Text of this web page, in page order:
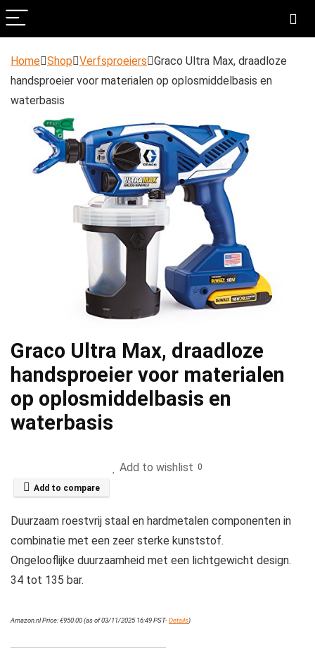
Home Shop Verfsproeiers Graco Ultra Max, draadloze
handsproeier voor materialen op oplosmiddelbasis en
waterbasis
Graco Ultra Max, draadloze
handsproeier voor materialen
op oplosmiddelbasis en
waterbasis
Add to wishlist 0
Add to compare
Duurzaam roestvrij staal en hardmetalen componenten in
combinatie met een zeer sterke kunststof.
Ongelooflijke duurzaamheid met een lichtgewicht design.
34 tot 135 bar.
Amazon.nl Price:€950.00(as of 03/11/2025 16:49 PST-Details)